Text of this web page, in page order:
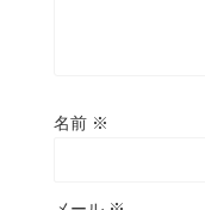
名前 ※